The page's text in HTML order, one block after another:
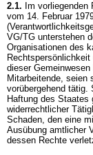
2.1. Im
vom 14. Februar
VG/TG unterstehen
Organisationen des
dieser
Mitarbeitende, seien
vorübergehend tätig.
Haftung des Staates
widerrechtlicher
Schaden, den eine
Ausübung amtlicher
dessen Rechte